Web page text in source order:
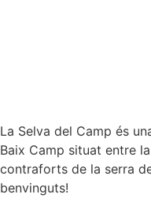
La Selva del Camp és
Baix Camp situat entre
contraforts de la serra
benvinguts!